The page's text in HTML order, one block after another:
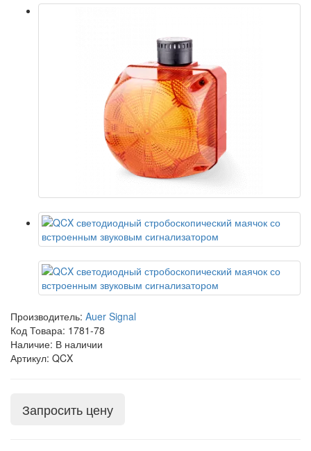
Производитель: Auer Signal
Код Товара: 1781-78
Наличие: В наличии
Артикул: QCX
Запросить цену